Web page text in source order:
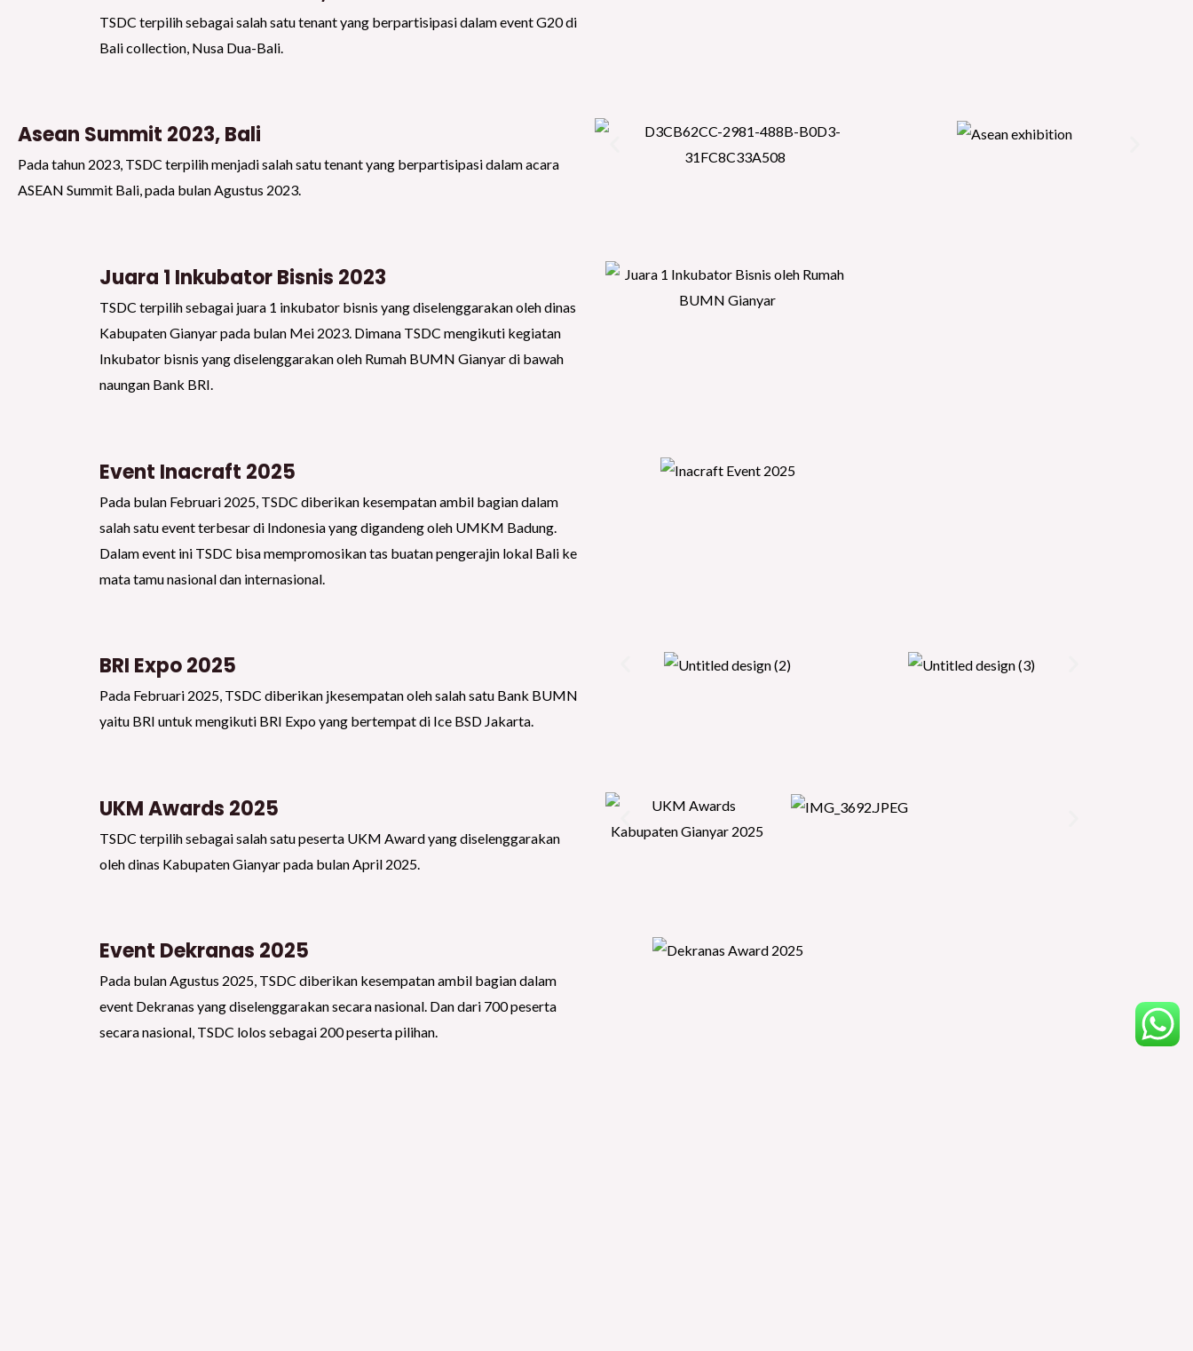
TSDC terpilih sebagai salah satu tenant yang berpartisipasi dalam event G20 di
Bali collection, Nusa Dua-Bali.
Asean Summit 2023, Bali
Pada tahun 2023, TSDC terpilih menjadi salah satu tenant yang berpartisipasi dalam acara
ASEAN Summit Bali, pada bulan Agustus 2023.
Juara 1 Inkubator Bisnis 2023
TSDC terpilih sebagai juara 1 inkubator bisnis yang diselenggarakan oleh dinas
Kabupaten Gianyar pada bulan Mei 2023. Dimana TSDC mengikuti kegiatan
Inkubator bisnis yang diselenggarakan oleh Rumah BUMN Gianyar di bawah
naungan Bank BRI.
Event Inacraft 2025
Pada bulan Februari 2025, TSDC diberikan kesempatan ambil bagian dalam
salah satu event terbesar di Indonesia yang digandeng oleh UMKM Badung.
Dalam event ini TSDC bisa mempromosikan tas buatan pengerajin lokal Bali ke
mata tamu nasional dan internasional.
BRI Expo 2025
Pada Februari 2025, TSDC diberikan jkesempatan oleh salah satu Bank BUMN
yaitu BRI untuk mengikuti BRI Expo yang bertempat di Ice BSD Jakarta.
UKM Awards 2025
TSDC terpilih sebagai salah satu peserta UKM Award yang diselenggarakan
oleh dinas Kabupaten Gianyar pada bulan April 2025.
Event Dekranas 2025
Pada bulan Agustus 2025, TSDC diberikan kesempatan ambil bagian dalam
event Dekranas yang diselenggarakan secara nasional. Dan dari 700 peserta
secara nasional, TSDC lolos sebagai 200 peserta pilihan.